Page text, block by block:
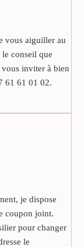
vous aiguiller au
conseil que
vous inviter à bien
61 61 01 02.
je dispose
coupon joint.
pour changer
le